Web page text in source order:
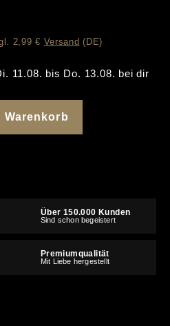
2,99 € Versand (DE)
11.08. bis Do. 13.08. bei dir
Warenkorb
Über 150.000 Kunden
Sind schon begeistert
Premiumqualität
Mit Liebe hergestellt